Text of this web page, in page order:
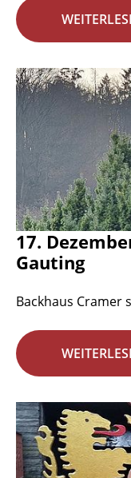
17.
Gauting
Backhaus Cramer